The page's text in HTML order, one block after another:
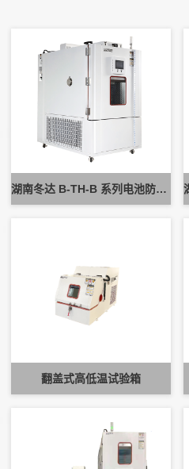
湖南冬达 B-TH-B 系列电池防爆试验箱 新能源电池高低温防爆测试设备
翻盖式高低温试验箱